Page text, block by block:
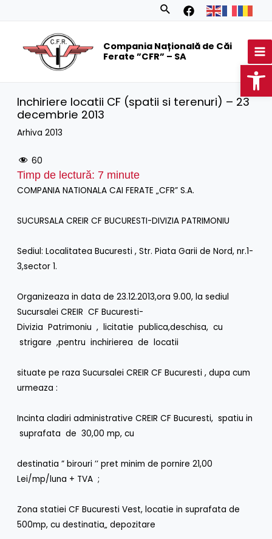
Search
Compania Națională de Căi
Ferate ”CFR” – SA
Inchiriere locatii CF (spatii si terenuri) – 23
decembrie 2013
Arhiva 2013
60
Timp de lectură: 7 minute
COMPANIA NATIONALA CAI FERATE „CFR” S.A.
SUCURSALA CREIR CF BUCURESTI-DIVIZIA PATRIMONIU
Sediul: Localitatea Bucuresti , Str. Piata Garii de Nord, nr.1-
3,sector 1.
Organizeaza in data de 23.12.2013,ora 9.00, la sediul
Sucursalei CREIR CF Bucuresti-
Divizia Patrimoniu , licitatie publica,deschisa, cu
strigare ,pentru inchirierea de locatii
situate pe raza Sucursalei CREIR CF Bucuresti , dupa cum
urmeaza :
Incinta cladiri administrative CREIR CF Bucuresti, spatiu in
suprafata de 30,00 mp, cu
destinatia ” birouri ’’ pret minim de pornire 21,00
Lei/mp/luna + TVA ;
Zona statiei CF Bucuresti Vest, locatie in suprafata de
500mp, cu destinatia„ depozitare